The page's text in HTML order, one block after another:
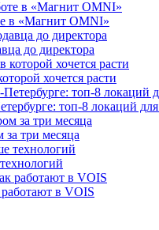
в «Магнит OMNI»
до директора
хочется расти
топ-8 локаций
три месяца
в VOIS